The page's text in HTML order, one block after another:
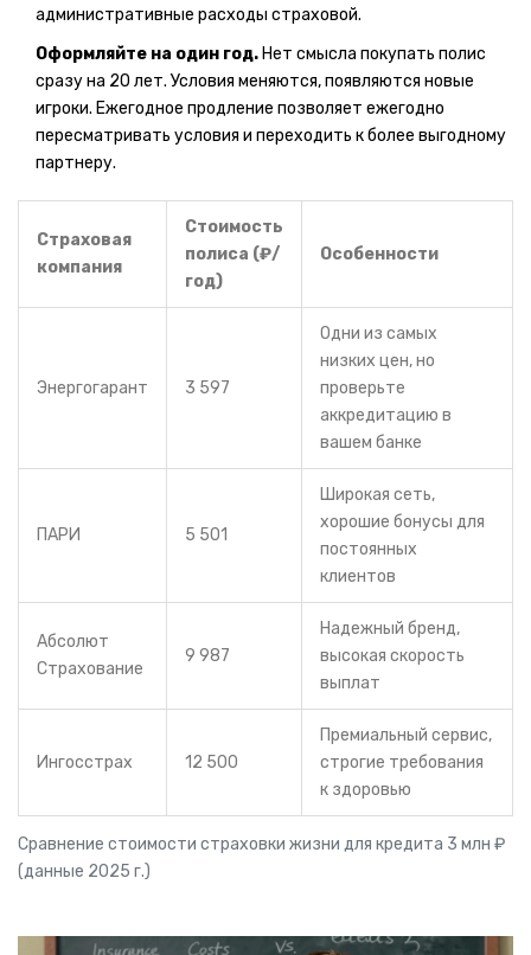
административные расходы страховой.
Оформляйте на один год. Нет смысла покупать полис
сразу на 20 лет. Условия меняются, появляются новые
игроки. Ежегодное продление позволяет ежегодно
пересматривать условия и переходить к более выгодному
партнеру.
Сравнение стоимости страховки жизни для кредита 3 млн ₽
(данные 2025 г.)
Страховая
компания
Стоимость
полиса (₽/
год)
Особенности
Энергогарант 3 597
Одни из самых
низких цен, но
проверьте
аккредитацию в
вашем банке
ПАРИ 5 501
Широкая сеть,
хорошие бонусы для
постоянных
клиентов
Абсолют
Страхование
9 987
Надежный бренд,
высокая скорость
выплат
Ингосстрах 12 500
Премиальный сервис,
строгие требования
к здоровью